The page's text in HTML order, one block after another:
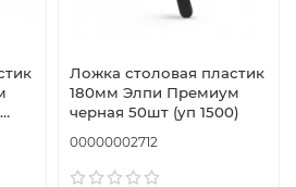
Ложка столовая пластик
180мм Элпи Премиум
черная 50шт (уп 1500)
00000002712